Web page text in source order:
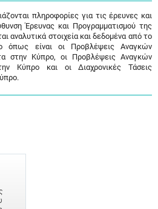
πληροφορίες για τις έρευνες και
Έρευνας και Προγραμματισμού της
αναλυτικά στοιχεία και δεδομένα από το
όπως είναι οι Προβλέψεις Αναγκών
στην Κύπρο, οι Προβλέψεις Αναγκών
Κύπρο και οι Διαχρονικές Τάσεις